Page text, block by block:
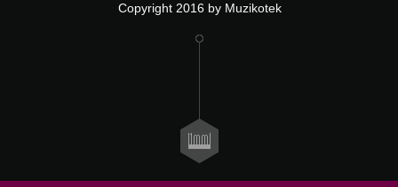
Copyright 2016 by Muzikotek